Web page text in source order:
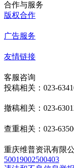
合作与服务
版权合作
广告服务
友情链接
客服咨询
投稿相关：023-
撤稿相关：023-
查重相关：023-
重庆维普资讯有限
50019002500403